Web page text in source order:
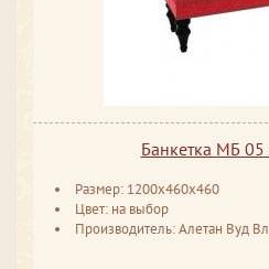
Банкетка МБ 05
Размер: 1200x460x460
Цвет: на выбор
Производитель: Алетан Вуд